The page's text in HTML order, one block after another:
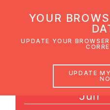
21
Jun
YOUR
UPDATE YOUR
UPDATE